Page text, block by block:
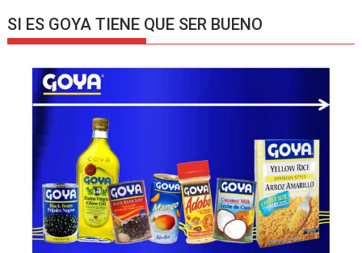
SI ES GOYA TIENE QUE SER BUENO